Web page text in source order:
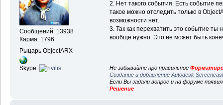
Сообщений: 13938
Карма: 1796
Рыцарь ObjectARX
Skype:
2. Нет такого события. Есть событие
такое можно отследить только в
возможности нет.
3. Так как перехватить это событие
вообще нужно. Это не может быть
Не забывайте про правильное
Создание и добавление Autodesk
Если Вы задали вопрос и на форуме
Решение